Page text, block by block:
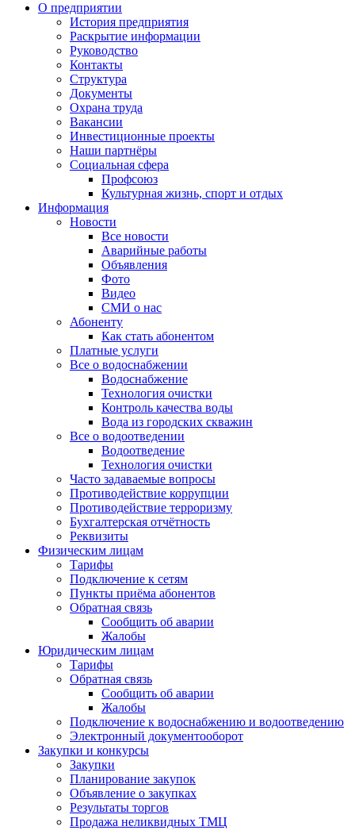
О предприятии
История предприятия
Раскрытие информации
Руководство
Контакты
Структура
Документы
Охрана труда
Вакансии
Инвестиционные проекты
Наши партнёры
Социальная сфера
Профсоюз
Культурная жизнь, спорт и отдых
Информация
Новости
Все новости
Аварийные работы
Объявления
Фото
Видео
СМИ о нас
Абоненту
Как стать абонентом
Платные услуги
Все о водоснабжении
Водоснабжение
Технология очистки
Контроль качества воды
Вода из городских скважин
Все о водоотведении
Водоотведение
Технология очистки
Часто задаваемые вопросы
Противодействие коррупции
Противодействие терроризму
Бухгалтерская отчётность
Реквизиты
Физическим лицам
Тарифы
Подключение к сетям
Пункты приёма абонентов
Обратная связь
Сообщить об аварии
Жалобы
Юридическим лицам
Тарифы
Обратная связь
Сообщить об аварии
Жалобы
Подключение к водоснабжению и водоотведению
Электронный документооборот
Закупки и конкурсы
Закупки
Планирование закупок
Объявление о закупках
Результаты торгов
Продажа неликвидных ТМЦ